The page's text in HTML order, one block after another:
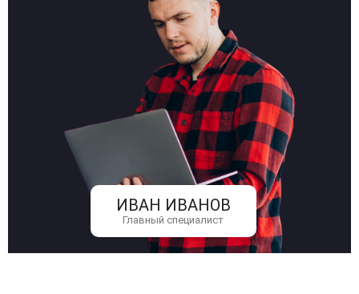
ИВАН ИВАНОВ
Главный специалист